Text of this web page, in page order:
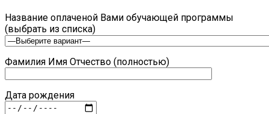
Название оплаченой Вами обучающей программы
(выбрать из списка)
Фамилия Имя Отчество (полностью)
Дата рождения